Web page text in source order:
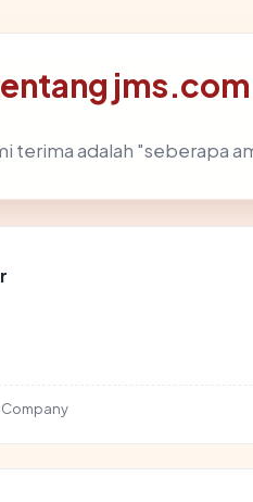
jms.com
terima adalah "seberapa